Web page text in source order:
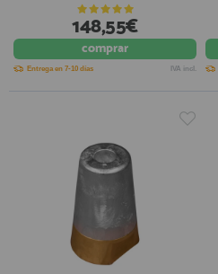
148,55€
comprar
Entrega en 7-10 días IVA incl.